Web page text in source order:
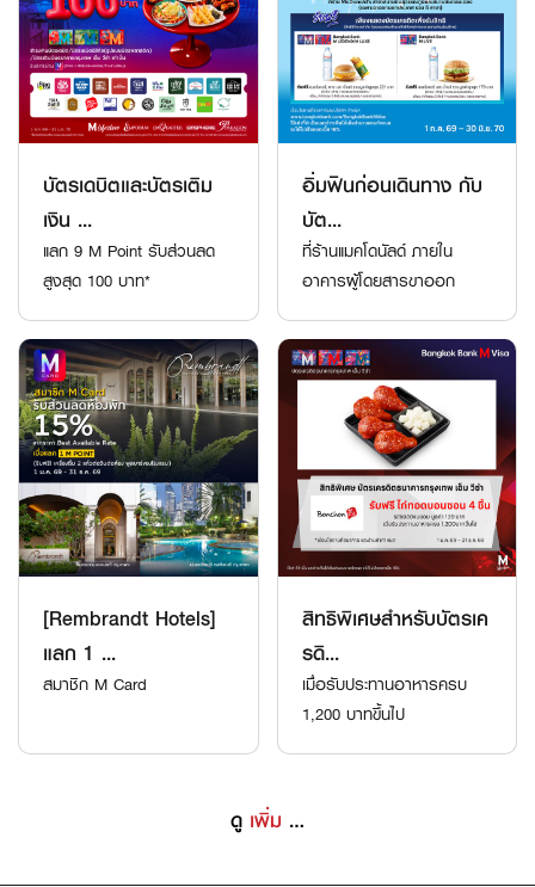
บัตรเดบิตและบัตรเติม
เงิน ...
แลก 9 M Point รับส่วนลด
สูงสุด 100 บาท*
อิ่มฟินก่อนเดินทาง กับ
บัต...
ที่ร้านแมคโดนัลด์ ภายใน
อาคารผู้โดยสารขาออก
[Rembrandt Hotels]
แลก 1 ...
สมาชิก M Card
สิทธิพิเศษสำหรับบัตรเค
รดิ...
เมื่อรับประทานอาหารครบ
1,200 บาทขึ้นไป
ดู เพิ่ม …